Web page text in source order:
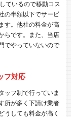
ているので移動コス
の半額以下でサービ
す。他社の料金が高
らです。また、当店
でやっていないので
フ対応
ッフ制で行っていま
所が多く下請け業者
うしても料金が高く